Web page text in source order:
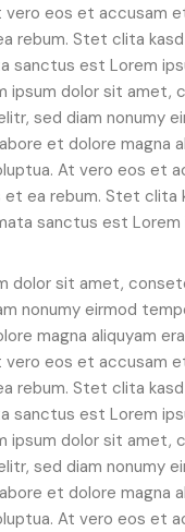
vero eos et accusam
rebum. Stet clita
sanctus est Lorem
ipsum dolor sit amet,
sed diam nonumy
et dolore magna
At vero eos et
et ea rebum. Stet clita
sanctus est Lorem
dolor sit amet,
nonumy eirmod
magna aliquyam
vero eos et accusam
rebum. Stet clita
sanctus est Lorem
ipsum dolor sit amet,
sed diam nonumy
et dolore magna
At vero eos et